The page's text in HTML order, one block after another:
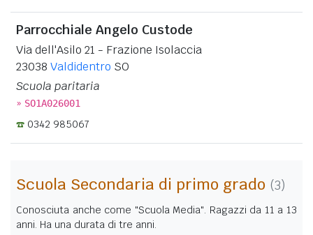
Parrocchiale Angelo Custode
Via dell'Asilo 21 - Frazione Isolaccia
23038 Valdidentro SO
Scuola paritaria
» SO1A026001
0342 985067
Scuola Secondaria di primo grado (3)
Conosciuta anche come "Scuola Media". Ragazzi da 11 a 13
anni. Ha una durata di tre anni.